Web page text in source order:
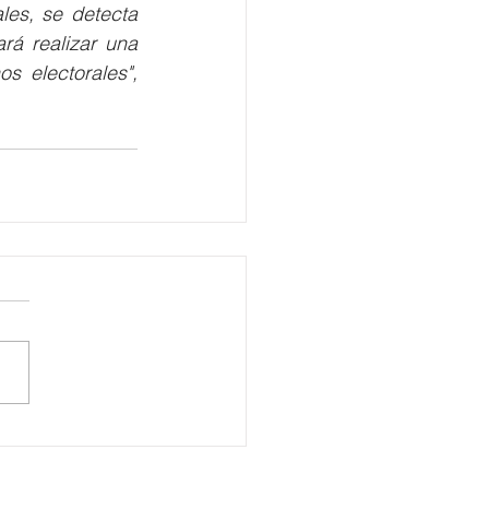
se detecta
realizar una
electorales",